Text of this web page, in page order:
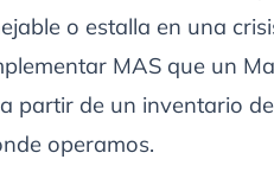
o estalla en una
MAS que un
partir de un inventario
operamos.